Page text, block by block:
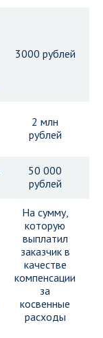
3000 рублей
2 млн
рублей
50 000
рублей
На сумму,
которую
выплатил
заказчик в
качестве
компенсации
за
косвенные
расходы